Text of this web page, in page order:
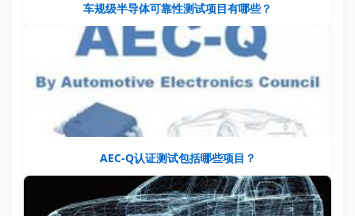
车规级半导体可靠性测试项目有哪些？
AEC-Q认证测试包括哪些项目？